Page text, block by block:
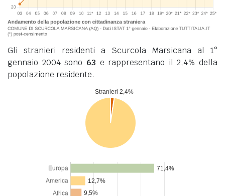
Gli stranieri residenti a Scurcola Marsicana al 1°
gennaio 2004 sono 63 e rappresentano il 2,4% della
popolazione residente.